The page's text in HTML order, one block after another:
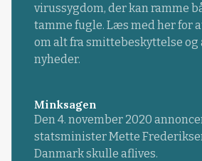
virussygdom, der kan ramme
tamme fugle. Læs med her for
om alt fra smittebeskyttelse og
nyheder.
Minksagen
Den 4. november 2020
statsminister Mette
Danmark skulle aflives.